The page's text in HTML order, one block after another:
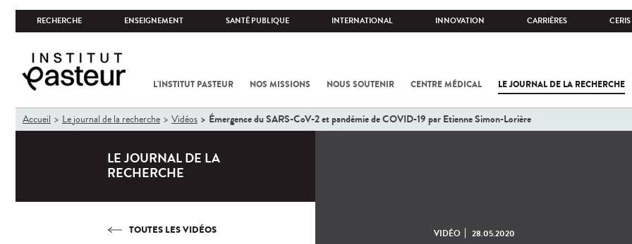
RECHERCHE ENSEIGNEMENT SANTÉ PUBLIQUE INTERNATIONAL INNOVATION CARRIÈRES CERIS
L'INSTITUT PASTEUR NOS MISSIONS NOUS SOUTENIR CENTRE MÉDICAL LE JOURNAL DE LA RECHERCHE
Vous
êtes
Accueil Le journal de la recherche Vidéos Émergence du SARS-CoV-2 et pandémie de COVID-19 par Etienne Simon-Lorière
LE JOURNAL DE LA
RECHERCHE
TOUTES LES VIDÉOS VIDÉO 28.05.2020